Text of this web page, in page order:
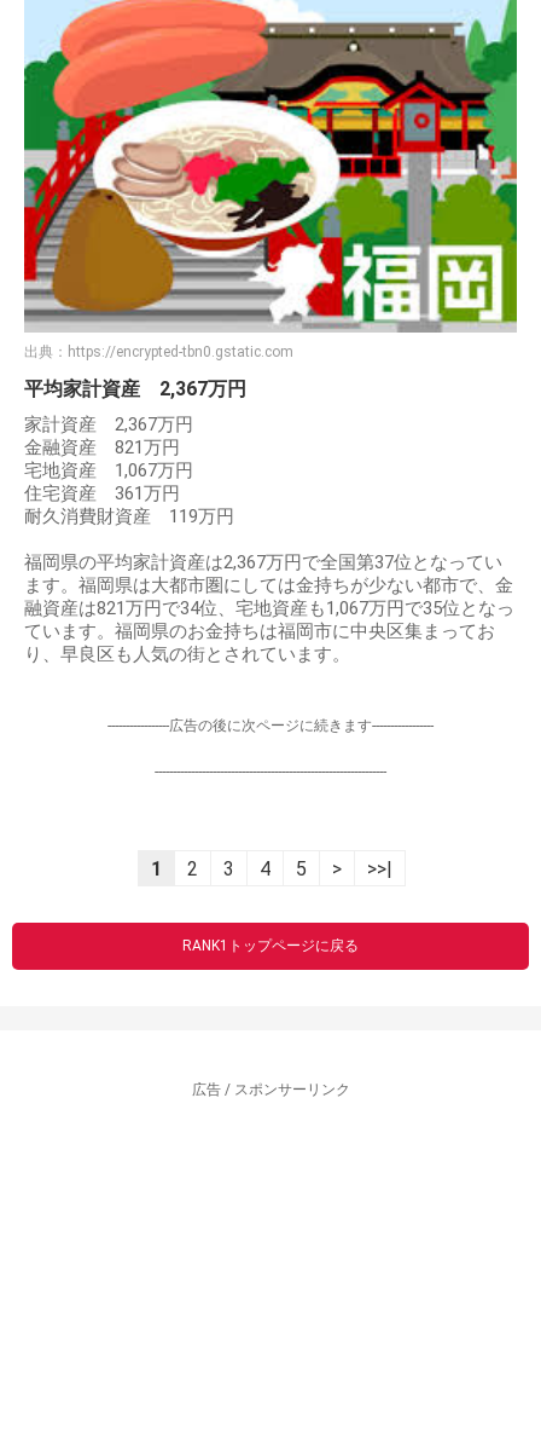
出典： https://encrypted-tbn0.gstatic.com
平均家計資産 2,367万円
家計資産 2,367万円
金融資産 821万円
宅地資産 1,067万円
住宅資産 361万円
耐久消費財資産 119万円
福岡県の平均家計資産は2,367万円で全国第37位となってい
ます。福岡県は大都市圏にしては金持ちが少ない都市で、金
融資産は821万円で34位、宅地資産も1,067万円で35位となっ
ています。福岡県のお金持ちは福岡市に中央区集まってお
り、早良区も人気の街とされています。
-----------------広告の後に次ページに続きます-----------------
----------------------------------------------------------------
1 2 3 4 5 > >>|
RANK1トップページに戻る
広告 / スポンサーリンク